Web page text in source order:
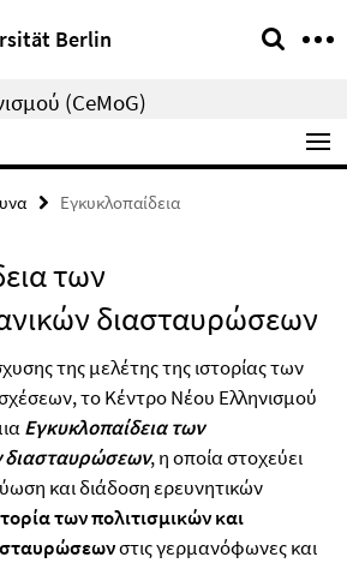
Berlin
(CeMoG)
Εγκυκλοπαίδεια
των
διασταυρώσεων
της μελέτης της ιστορίας των
το Κέντρο Νέου Ελληνισμού
Εγκυκλοπαίδεια των
διασταυρώσεων, η οποία στοχεύει
και διάδοση ερευνητικών
των πολιτισμικών και
στις γερμανόφωνες και